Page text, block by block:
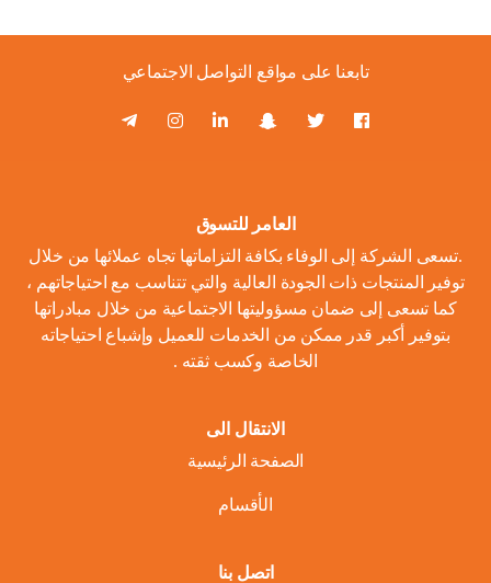
تابعنا على مواقع التواصل الاجتماعي
العامر للتسوق
.تسعى الشركة إلى الوفاء بكافة التزاماتها تجاه عملائها من خلال
توفير المنتجات ذات الجودة العالية والتي تتناسب مع احتياجاتهم ،
كما تسعى إلى ضمان مسؤوليتها الاجتماعية من خلال مبادراتها
بتوفير أكبر قدر ممكن من الخدمات للعميل وإشباع احتياجاته
الخاصة وكسب ثقته .
الانتقال الى
الصفحة الرئيسية
الأقسام
اتصل بنا